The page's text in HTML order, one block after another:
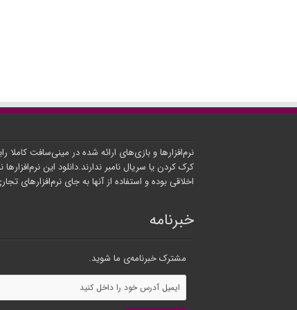
نرم‌افزارها و بازی‌های ارائه شده در مینی‌سافت کاملا
کرک کردن یا سریال نامبر ندارند.دانلود این نرم‌افزارها
اخلاقی بوده و استفاده از آنها به جای نرم‌افزارهای
خبرنامه
مشترک خبرنامه‌ی ما شوید.